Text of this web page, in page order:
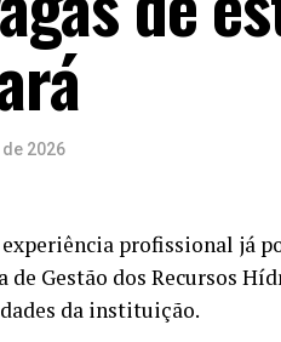
2026
profissional já
Gestão dos Recursos
da instituição.